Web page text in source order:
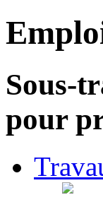
Sous-
pour